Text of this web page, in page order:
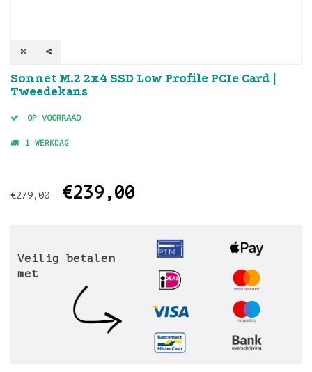
Sonnet M.2 2x4 SSD Low Profile PCIe Card |
Tweedekans
OP VOORRAAD
1 WERKDAG
€279,00 €239,00
Veilig betalen
met